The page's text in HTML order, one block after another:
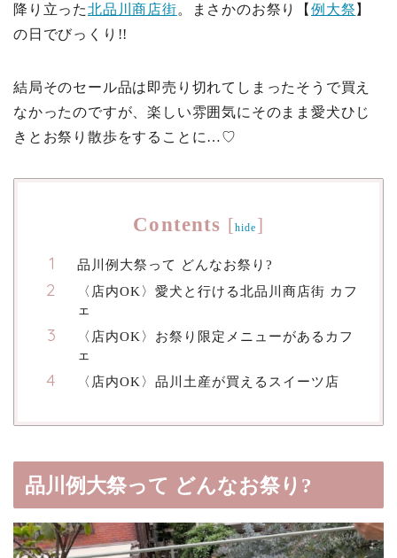
降り立った北品川商店街。まさかのお祭り【例大祭 】
の日でびっくり!!
結局そのセール品は即売り切れてしまったそうで買え
なかったのですが、楽しい雰囲気にそのまま愛犬ひじ
きとお祭り散歩をすることに…♡
Contents [hide ]
品川例大祭って どんなお祭り?
〈店内OK〉愛犬と行ける北品川商店街 カフ
ェ
〈店内OK〉お祭り限定メニューがあるカフ
ェ
〈店内OK〉品川土産が買えるスイーツ店
品川例大祭って どんなお祭り?